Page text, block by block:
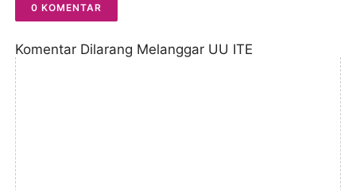
0 KOMENTAR
Komentar Dilarang Melanggar UU ITE